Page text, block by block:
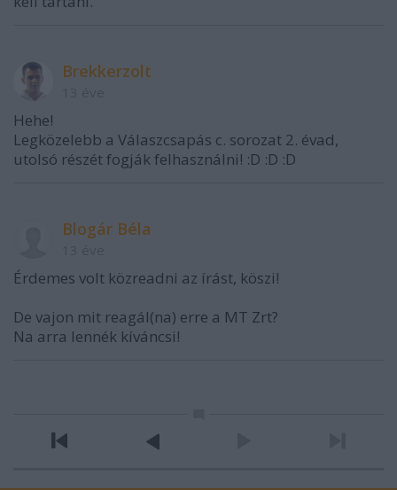
Brekkerzolt
Hehe!
Legközelebb a Válaszcsapás c. sorozat 2. évad,
utolsó részét fogják felhasználni! :D :D :D
Blogár Béla
Érdemes volt közreadni az írást, köszi!
De vajon mit reagál(na) erre a MT Zrt?
Na arra lennék kíváncsi!